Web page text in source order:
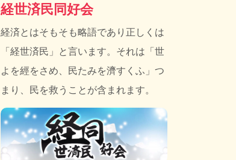
経世済民同好会
経済とはそもそも略語であり正しくは
「経世済民」と言います。それは「世
よを經をさめ、民たみを濟すくふ」つ
まり、民を救うことが含まれます。